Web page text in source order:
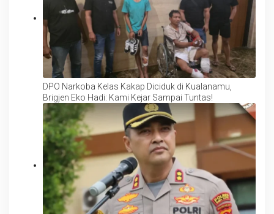
DPO Narkoba Kelas Kakap Diciduk di Kualanamu,
Brigjen Eko Hadi: Kami Kejar Sampai Tuntas!